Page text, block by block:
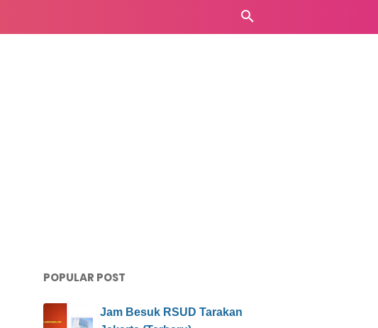
POPULAR POST
Jam Besuk RSUD Tarakan